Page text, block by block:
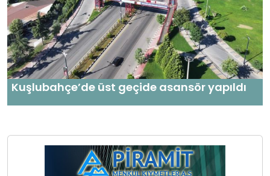
Kuşlubahçe’de üst geçide asansör yapıldı